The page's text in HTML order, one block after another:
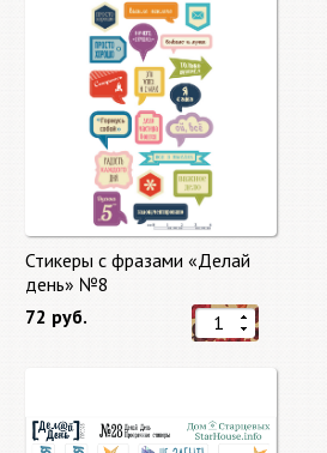
Стикеры с фразами «Делай
день» №8
72 руб.